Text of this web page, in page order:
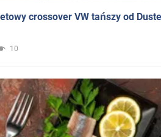
crossover VW tańszy od
10